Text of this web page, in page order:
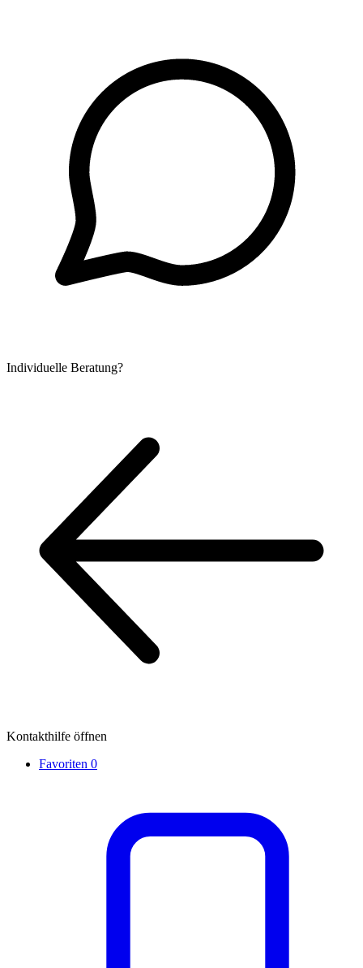
Individuelle Beratung?
Kontakthilfe öffnen
Favoriten 0